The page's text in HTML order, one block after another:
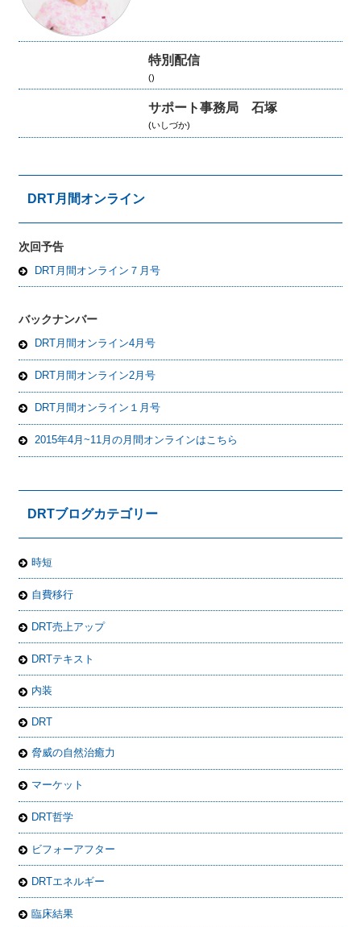
特別配信
()
サポート事務局 石塚
(いしづか)
DRT月間オンライン
次回予告
DRT月間オンライン７月号
バックナンバー
DRT月間オンライン4月号
DRT月間オンライン2月号
DRT月間オンライン１月号
2015年4月~11月の月間オンラインはこちら
DRTブログカテゴリー
時短
自費移行
DRT売上アップ
DRTテキスト
内装
DRT
脅威の自然治癒力
マーケット
DRT哲学
ビフォーアフター
DRTエネルギー
臨床結果